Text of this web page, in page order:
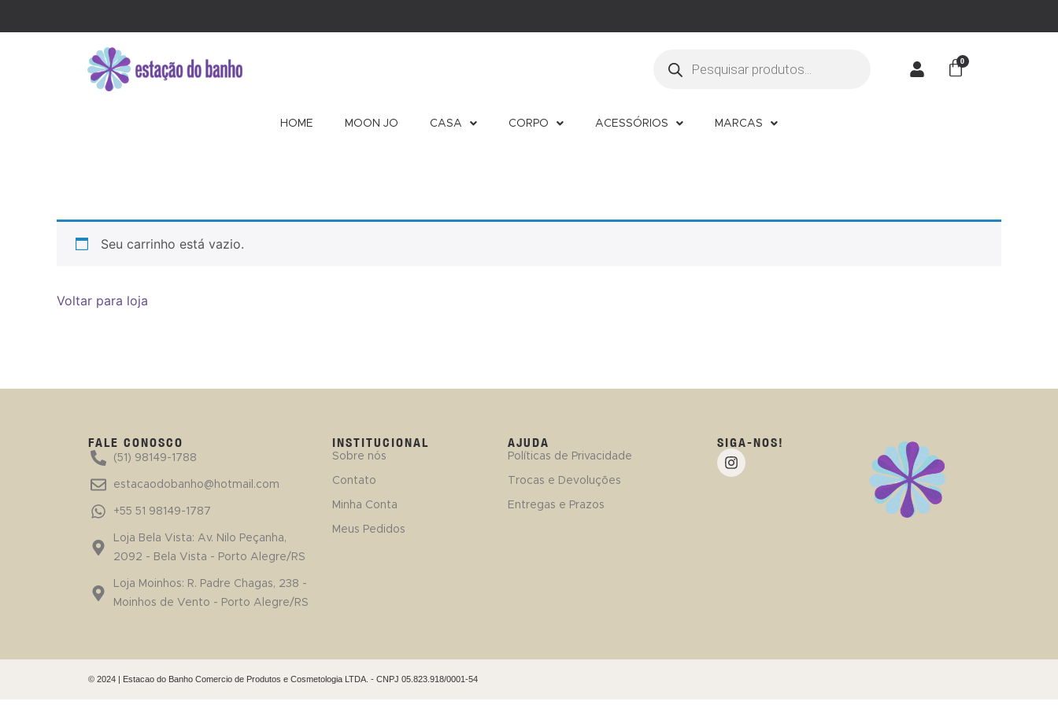
HOME MOON JO CASA CORPO ACESSÓRIOS MARCAS
Seu carrinho está vazio.
Voltar para loja
FALE CONOSCO
(51) 98149-1788
estacaodobanho@hotmail.com
+55 51 98149-1787
Loja Bela Vista: Av. Nilo Peçanha,
2092 - Bela Vista - Porto Alegre/RS
Loja Moinhos: R. Padre Chagas, 238 -
Moinhos de Vento - Porto Alegre/RS
INSTITUCIONAL
Sobre nós
Contato
Minha Conta
Meus Pedidos
AJUDA
Políticas de Privacidade
Trocas e Devoluções
Entregas e Prazos
SIGA-NOS!
© 2024 | Estacao do Banho Comercio de Produtos e Cosmetologia LTDA. - CNPJ 05.823.918/0001-54